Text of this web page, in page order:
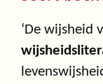
‘De wijsheid